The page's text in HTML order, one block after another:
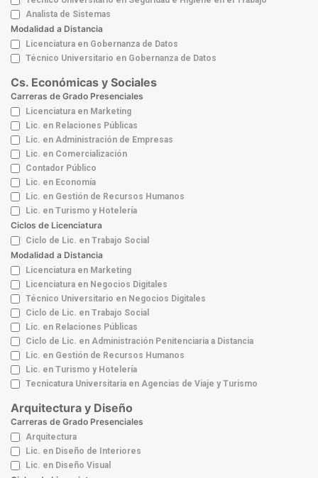
Analista de Sistemas
Modalidad a Distancia
Licenciatura en Gobernanza de Datos
Técnico Universitario en Gobernanza de Datos
Cs. Económicas y Sociales
Carreras de Grado Presenciales
Licenciatura en Marketing
Lic. en Relaciones Públicas
Lic. en Administración de Empresas
Lic. en Comercialización
Contador Público
Lic. en Economía
Lic. en Gestión de Recursos Humanos
Lic. en Turismo y Hotelería
Ciclos de Licenciatura
Ciclo de Lic. en Trabajo Social
Modalidad a Distancia
Licenciatura en Marketing
Licenciatura en Negocios Digitales
Técnico Universitario en Negocios Digitales
Ciclo de Lic. en Trabajo Social
Lic. en Relaciones Públicas
Ciclo de Lic. en Administración Penitenciaria a Distancia
Lic. en Gestión de Recursos Humanos
Lic. en Turismo y Hotelería
Tecnicatura Universitaria en Agencias de Viaje y Turismo
Arquitectura y Diseño
Carreras de Grado Presenciales
Arquitectura
Lic. en Diseño de Interiores
Lic. en Diseño Visual